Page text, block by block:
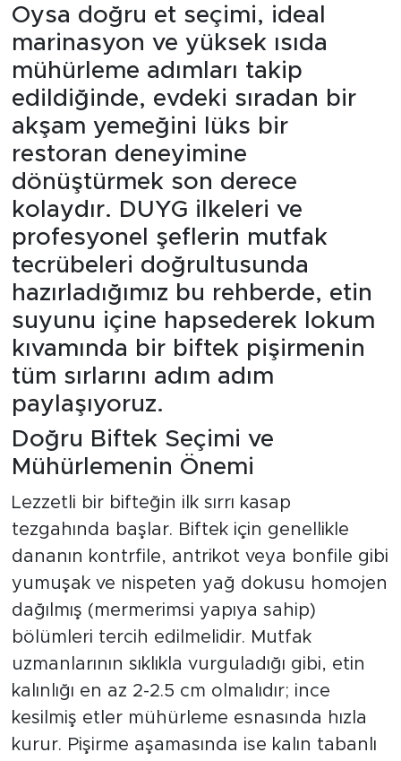
Oysa doğru et seçimi, ideal
marinasyon ve yüksek ısıda
mühürleme adımları takip
edildiğinde, evdeki sıradan bir
akşam yemeğini lüks bir
restoran deneyimine
dönüştürmek son derece
kolaydır. DUYG ilkeleri ve
profesyonel şeflerin mutfak
tecrübeleri doğrultusunda
hazırladığımız bu rehberde, etin
suyunu içine hapsederek lokum
kıvamında bir biftek pişirmenin
tüm sırlarını adım adım
paylaşıyoruz.
Doğru Biftek Seçimi ve
Mühürlemenin Önemi
Lezzetli bir bifteğin ilk sırrı kasap
tezgahında başlar. Biftek için genellikle
dananın kontrfile, antrikot veya bonfile gibi
yumuşak ve nispeten yağ dokusu homojen
dağılmış (mermerimsi yapıya sahip)
bölümleri tercih edilmelidir. Mutfak
uzmanlarının sıklıkla vurguladığı gibi, etin
kalınlığı en az 2-2.5 cm olmalıdır; ince
kesilmiş etler mühürleme esnasında hızla
kurur. Pişirme aşamasında ise kalın tabanlı